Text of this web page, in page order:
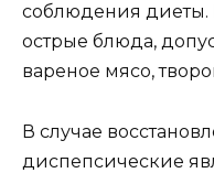
соблюдения
острые блюда,
вареное мясо,
В случае
диспепсические